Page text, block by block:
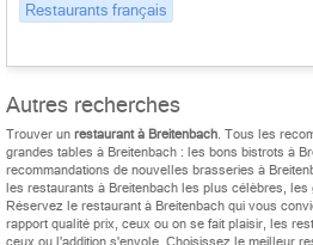
Restaurants français
Autres recherches
Trouver un restaurant à Breitenbach. Tous les
grandes tables à Breitenbach : les bons bistrots à
recommandations de nouvelles brasseries à
les restaurants à Breitenbach les plus célèbres,
Réservez le restaurant à Breitenbach qui vous
rapport qualité prix, ceux ou on se fait plaisir, les